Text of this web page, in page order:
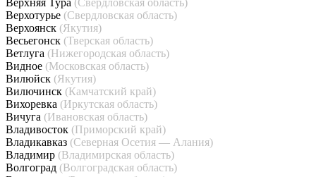
Верхняя Тура (Свердловская область)
Верхотурье (Свердловская область)
Верхоянск (Якутия)
Весьегонск (Тверская область)
Ветлуга (Нижегородская область)
Видное (Московская область)
Вилюйск (Якутия)
Вилючинск (Камчатский край)
Вихоревка (Иркутская область)
Вичуга (Ивановская область)
Владивосток (Приморский край)
Владикавказ (Северная Осетия — Алания)
Владимир (Владимирская область)
Волгоград (Волгоградская область)